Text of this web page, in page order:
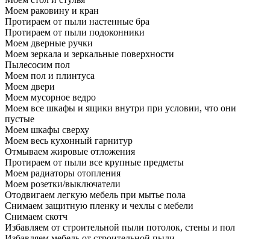
Моем раковину и кран
Протираем от пыли настенные бра
Протираем от пыли подоконники
Моем дверные ручки
Моем зеркала и зеркальные поверхности
Пылесосим пол
Моем пол и плинтуса
Моем двери
Моем мусорное ведро
Моем все шкафы и ящики внутри при условии, что они
пустые
Моем шкафы сверху
Моем весь кухонный гарнитур
Отмываем жировые отложения
Протираем от пыли все крупные предметы
Моем радиаторы отопления
Моем розетки/выключатели
Отодвигаем легкую мебель при мытье пола
Снимаем защитную пленку и чехлы с мебели
Снимаем скотч
Избавляем от строительной пыли потолок, стены и пол